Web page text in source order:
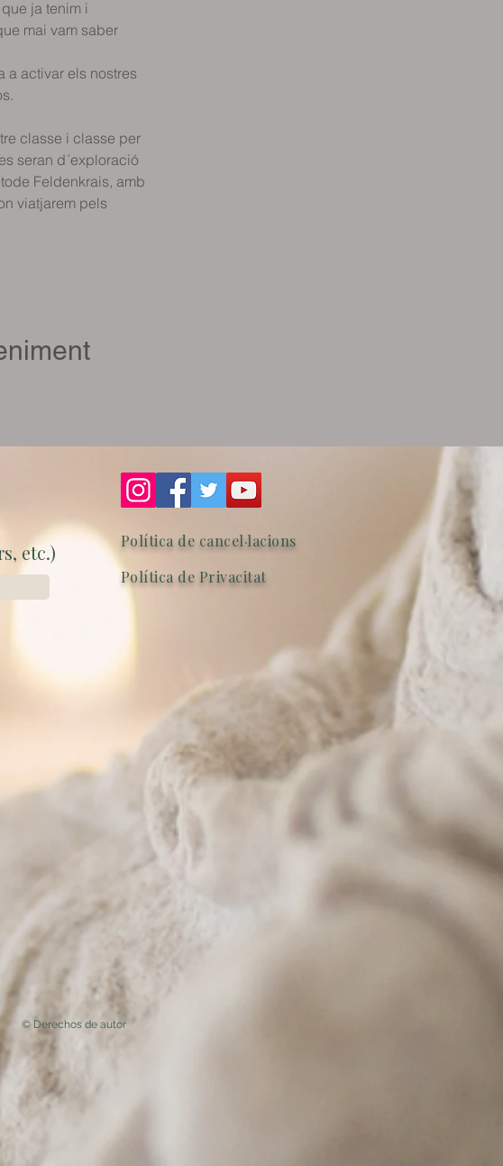
despertar noves habilitats en nosaltres que potser sempre vam voler però que mai vam saber
Impartirem tres classes d´1h aproximadament amb pauses d´uns 20min entre classe i classe per
Política de cancel·lacions
Política de Privacitat
© Derechos de autor
etc.)